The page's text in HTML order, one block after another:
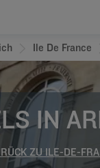
Ile De France
IN
ZU ILE-DE-